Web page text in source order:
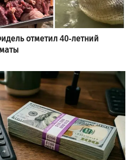
отметил 40-летний